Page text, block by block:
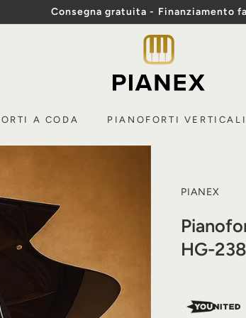
Mostra
diapositive
Pausa
Consegna gratuita - Finanziamento
i
a
n
A CODA PIANOFORTI VERTICALI
PIANEX
HG-238